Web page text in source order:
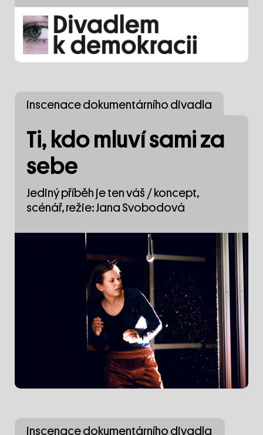
inscenace dokumentárního divadla
Ti, kdo mluví sami za
sebe
Jediný příběh je ten váš / koncept,
scénář, režie: Jana Svobodová
inscenace dokumentárního divadla